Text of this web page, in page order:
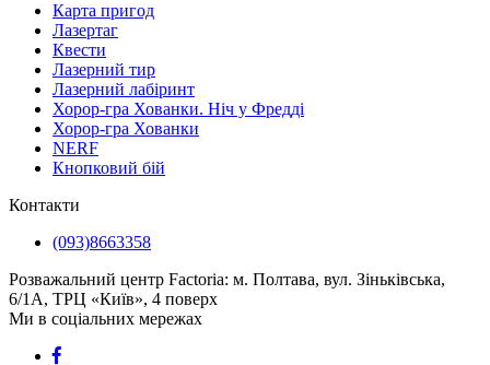
Карта пригод
Лазертаг
Квести
Лазерний тир
Лазерний лабіринт
Хорор-гра Хованки. Ніч у Фредді
Хорор-гра Хованки
NERF
Кнопковий бій
Контакти
(093)8663358
Розважальний центр Factoria: м. Полтава, вул. Зіньківська,
6/1А, ТРЦ «Київ», 4 поверх
Ми в соціальних мережах